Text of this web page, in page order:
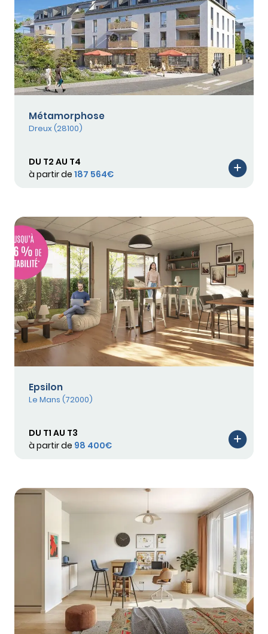
Métamorphose
Dreux (28100)
DU T2 AU T4
à partir de 187 564€
Epsilon
Le Mans (72000)
DU T1 AU T3
à partir de 98 400€